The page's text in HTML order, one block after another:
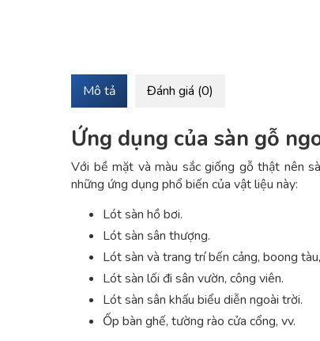
Mô tả Đánh giá (0)
Ứng dụng của sàn gỗ
Với bề mặt và màu sắc giống gỗ thật nên
những ứng dụng phổ biến của vật liệu này:
Lót sàn hồ bơi.
Lót sàn sân thượng.
Lót sàn và trang trí bến cảng, boong
Lót sàn lối đi sân vườn, công viên.
Lót sàn sân khấu biểu diễn ngoài trời.
Ốp bàn ghế, tường rào cửa cổng, vv.